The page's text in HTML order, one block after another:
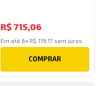
R$ 715,06
Em até 6x R$ 119 17 sem juros
COMPRAR